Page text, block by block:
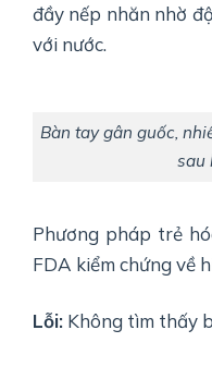
đầy nếp nhăn nhờ
với nước.
Bàn tay gân guốc,
sau
Phương pháp trẻ
FDA kiểm chứng về
Lỗi: Không tìm thấy